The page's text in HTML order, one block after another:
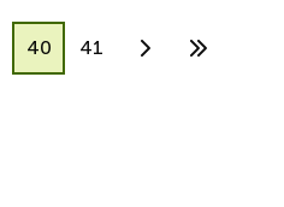
40 41